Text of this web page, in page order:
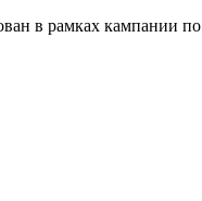
в рамках кампании